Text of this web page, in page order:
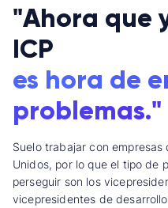
"Ahora que
ICP
es hora de
problemas."
Suelo trabajar con empresas
Unidos, por lo que el tipo de
perseguir son los
vicepresidentes de